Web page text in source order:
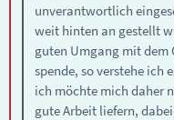
unverantwortlich
weit hinten an gestellt
guten Umgang mit dem
spende, so verstehe ich
ich möchte mich daher
gute Arbeit liefern,